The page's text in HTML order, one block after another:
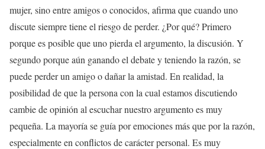
mujer, sino entre amigos o conocidos, afirma que cuando uno
discute siempre tiene el riesgo de perder. ¿Por qué? Primero
porque es posible que uno pierda el argumento, la discusión. Y
segundo porque aún ganando el debate y teniendo la razón, se
puede perder un amigo o dañar la amistad. En realidad, la
posibilidad de que la persona con la cual estamos discutiendo
cambie de opinión al escuchar nuestro argumento es muy
pequeña. La mayoría se guía por emociones más que por la razón,
especialmente en conflictos de carácter personal. Es muy